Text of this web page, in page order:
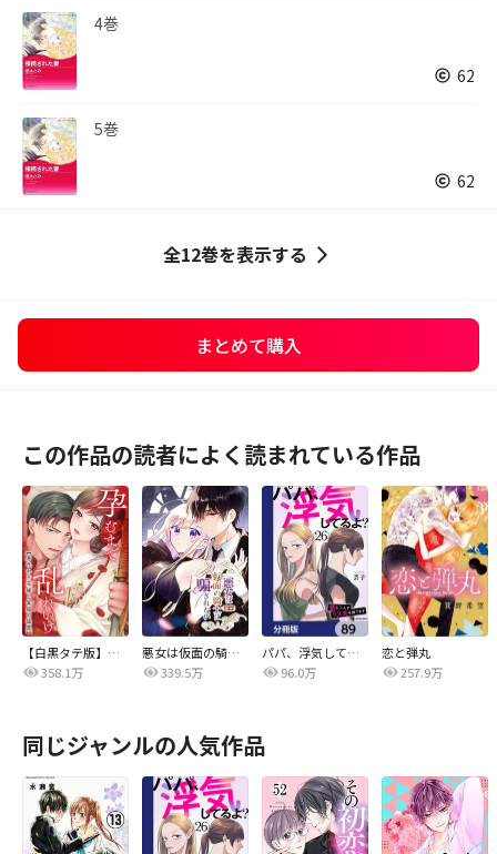
4巻
62
5巻
62
全12巻を表示する
まとめて購入
この作品の読者によく読まれている作品
【白黒タテ版】孕むまで乱れいけ～身代わり花嫁と軍服の猛愛
358.1万
悪女は仮面の騎士に騙されない
339.5万
パパ、浮気してるよ？娘と二人でクズ夫を捨てます【分冊版】
96.0万
恋と弾丸
257.9万
同じジャンルの人気作品